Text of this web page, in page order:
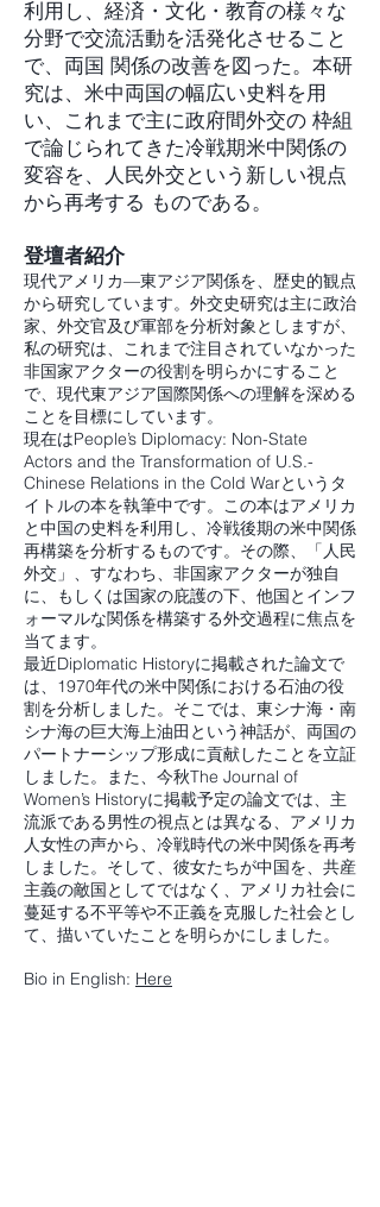
利用し、経済・文化・教育の様々な
分野で交流活動を活発化させること
で、両国 関係の改善を図った。本研
究は、米中両国の幅広い史料を用
い、これまで主に政府間外交の 枠組
で論じられてきた冷戦期米中関係の
変容を、人民外交という新しい視点
から再考する ものである。
登壇者紹介
現代アメリカ—東アジア関係を、歴史的観点
から研究しています。外交史研究は主に政治
家、外交官及び軍部を分析対象としますが、
私の研究は、これまで注目されていなかった
非国家アクターの役割を明らかにすること
で、現代東アジア国際関係への理解を深める
ことを目標にしています。
現在はPeople’s Diplomacy: Non-State
Actors and the Transformation of U.S.-
Chinese Relations in the Cold Warというタ
イトルの本を執筆中です。この本はアメリカ
と中国の史料を利用し、冷戦後期の米中関係
再構築を分析するものです。その際、「人民
外交」、すなわち、非国家アクターが独自
に、もしくは国家の庇護の下、他国とインフ
ォーマルな関係を構築する外交過程に焦点を
当てます。
最近Diplomatic Historyに掲載された論文で
は、1970年代の米中関係における石油の役
割を分析しました。そこでは、東シナ海・南
シナ海の巨大海上油田という神話が、両国の
パートナーシップ形成に貢献したことを立証
しました。また、今秋The Journal of
Women’s Historyに掲載予定の論文では、主
流派である男性の視点とは異なる、アメリカ
人女性の声から、冷戦時代の米中関係を再考
しました。そして、彼女たちが中国を、共産
主義の敵国としてではなく、アメリカ社会に
蔓延する不平等や不正義を克服した社会とし
て、描いていたことを明らかにしました。
Bio in English: Here